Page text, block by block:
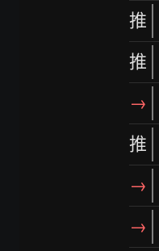
推
推
→
推
→
→